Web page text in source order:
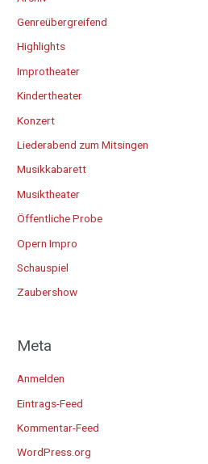
Genreübergreifend
Highlights
Improtheater
Kindertheater
Konzert
Liederabend zum Mitsingen
Musikkabarett
Musiktheater
Öffentliche Probe
Opern Impro
Schauspiel
Zaubershow
Meta
Anmelden
Eintrags-Feed
Kommentar-Feed
WordPress.org